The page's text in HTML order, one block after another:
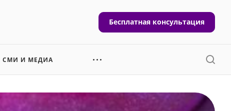
Бесплатная консультация
СМИ И МЕДИА